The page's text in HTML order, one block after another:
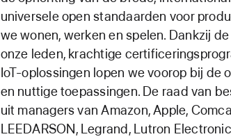
universele open standaarden voor
we wonen, werken en spelen. Dankzij
onze leden, krachtige
IoT-oplossingen lopen we voorop bij
en nuttige toepassingen. De raad van
uit managers van Amazon, Apple,
LEEDARSON, Legrand, Lutron